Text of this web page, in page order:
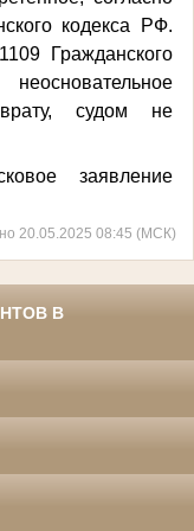
кодекса РФ.
Гражданского
судом не
заявление
20.05.2025 08:45 (МСК)
В